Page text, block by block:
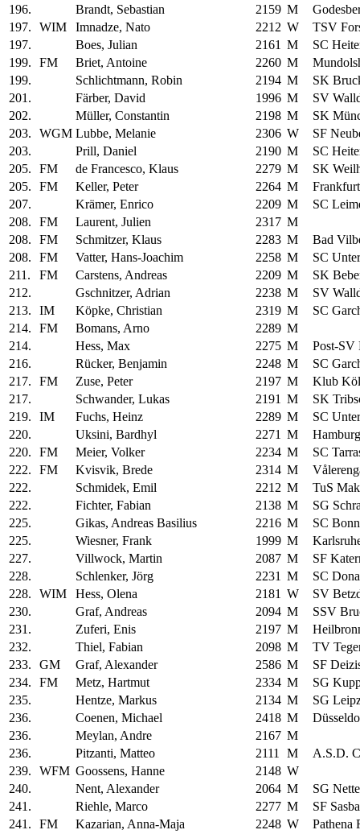
196.
Brandt, Sebastian 2159 M
197.
WIM Imnadze, Nato 2212 W
TSV
197.
Boes, Julian 2161 M
SC
199.
FM Briet, Antoine 2260 M
199.
Schlichtmann, Robin 2194 M
SK
201.
Färber, David 1996 M
SV
202.
Müller, Constantin 2198 M
SK
203.
WGM Lubbe, Melanie 2306 W
SF
203.
Prill, Daniel 2190 M
SC
205.
FM de Francesco, Klaus 2279 M
SK
205.
FM Keller, Peter 2264 M
207.
Krämer, Enrico 2209 M
SC
208.
FM Laurent, Julien 2317 M
208.
FM Schmitzer, Klaus 2283 M
Bad
208.
FM Vatter, Hans-Joachim 2258 M
SC
211.
FM Carstens, Andreas 2209 M
SK
212.
Gschnitzer, Adrian 2238 M
SV
213.
IM Köpke, Christian 2319 M
SC
214.
FM Bomans, Arno 2289 M
214.
Hess, Max 2275 M
Post-SV
216.
Rücker, Benjamin 2248 M
SC
217.
FM Zuse, Peter 2197 M
Klub
217.
Schwander, Lukas 2191 M
SK
219.
IM Fuchs, Heinz 2289 M
SC
220.
Uksini, Bardhyl 2271 M
220.
FM Meier, Volker 2234 M
SC
222.
FM Kvisvik, Brede 2314 M
222.
Schmidek, Emil 2212 M
TuS
222.
Fichter, Fabian 2138 M
SG
225.
Gikas, Andreas Basilius 2216 M
SC
225.
Wiesner, Frank 1999 M
227.
Villwock, Martin 2087 M
SF
228.
Schlenker, Jörg 2231 M
SC
228.
WIM Hess, Olena 2181 W
SV
230.
Graf, Andreas 2094 M
SSV
231.
Zuferi, Enis 2197 M
232.
Thiel, Fabian 2098 M
TV
233.
GM Graf, Alexander 2586 M
SF
234.
FM Metz, Hartmut 2334 M
SG
235.
Hentze, Markus 2134 M
SG
236.
Coenen, Michael 2418 M
236.
Meylan, Andre 2167 M
236.
Pitzanti, Matteo 2111 M
A.S.D.
239.
WFM Goossens, Hanne 2148 W
240.
Nent, Alexander 2064 M
SG
241.
Riehle, Marco 2277 M
SF
241.
FM Kazarian, Anna-Maja 2248 W
Pathena